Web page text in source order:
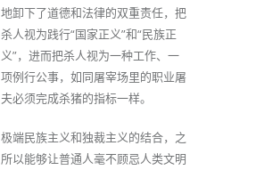
地卸下了道德和法律的双重责任，把
杀人视为践行“国家正义”和“民族正
义”，进而把杀人视为一种工作、一
项例行公事，如同屠宰场里的职业屠
夫必须完成杀猪的指标一样。
极端民族主义和独裁主义的结合，之
所以能够让普通人毫不顾忌人类文明